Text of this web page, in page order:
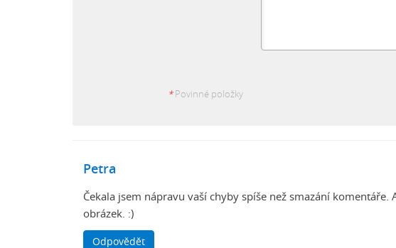
*Povinné položky
Petra
Čekala jsem nápravu vaší chyby spíše než smazání
obrázek. :)
Odpovědět